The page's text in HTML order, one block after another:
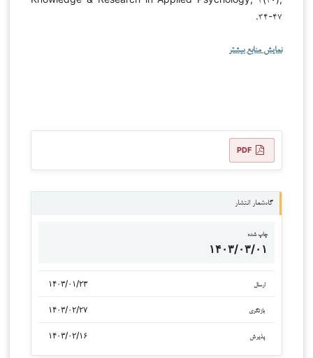
۳۴-۴۷.
نمایش منابع بیشتر
PDF
گاه‌شمار انتشار
چاپ شده
۱۴۰۳/۰۳/۰۱
ارسال ۱۴۰۳/۰۱/۲۳
بازنگری ۱۴۰۳/۰۲/۲۷
پذیرش ۱۴۰۳/۰۲/۱۶